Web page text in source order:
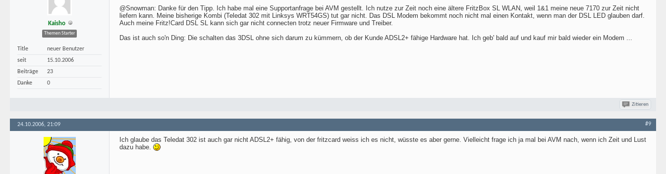
Kaisho
Themen Starter
Title
neuer Benutzer
seit
15.10.2006
Beiträge
23
Danke
0
@Snowman: Danke für den Tipp. Ich habe mal eine Supportanfrage bei AVM gestellt. Ich nutze zur Zeit noch eine ältere FritzBox SL WLAN, weil 1&1 meine neue 7170 zur Zeit nicht
liefern kann. Meine bisherige Kombi (Teledat 302 mit Linksys WRT54GS) tut gar nicht. Das DSL Modem bekommt noch nicht mal einen Kontakt, wenn man der DSL LED glauben darf.
Auch meine Fritz!Card DSL SL kann sich gar nicht connecten trotz neuer Firmware und Treiber.
Das ist auch so'n Ding: Die schalten das 3DSL ohne sich darum zu kümmern, ob der Kunde ADSL2+ fähige Hardware hat. Ich geb' bald auf und kauf mir bald wieder ein Modem ...
Zitieren
24.10.2006, 21:09 #9
Ich glaube das Teledat 302 ist auch gar nicht ADSL2+ fähig, von der fritzcard weiss ich es nicht, wüsste es aber gerne. Vielleicht frage ich ja mal bei AVM nach, wenn ich Zeit und Lust
dazu habe.